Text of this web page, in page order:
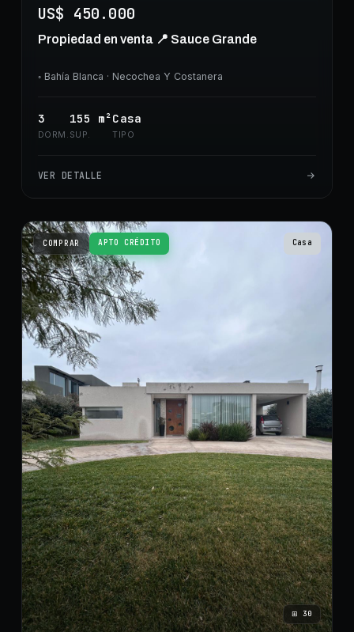
US$ 450.000
Propiedad en venta 📍 Sauce Grande
◦ Bahía Blanca · Necochea Y Costanera
3
DORM.
155 m²
SUP.
Casa
TIPO
VER DETALLE
COMPRAR APTO CRÉDITO Casa
⊞30